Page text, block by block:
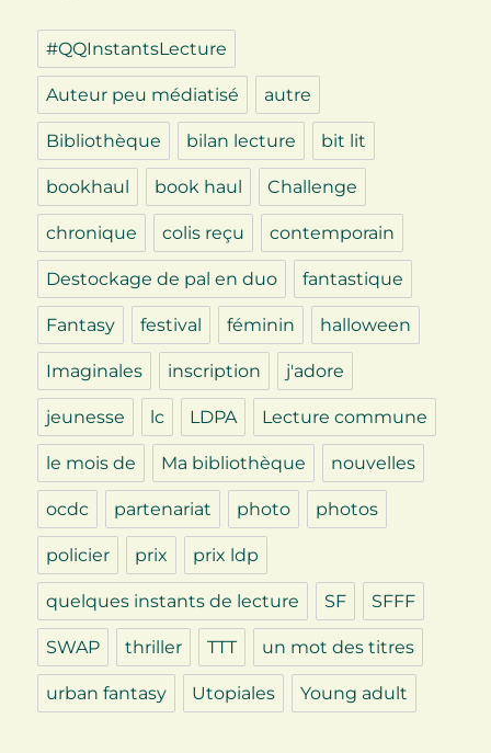
#QQInstantsLecture
Auteur peu médiatisé autre
Bibliothèque bilan lecture bit lit
bookhaul book haul Challenge
chronique colis reçu contemporain
Destockage de pal en duo fantastique
Fantasy festival féminin halloween
Imaginales inscription j'adore
jeunesse lc LDPA Lecture commune
le mois de Ma bibliothèque nouvelles
ocdc partenariat photo photos
policier prix prix ldp
quelques instants de lecture SF SFFF
SWAP thriller TTT un mot des titres
urban fantasy Utopiales Young adult